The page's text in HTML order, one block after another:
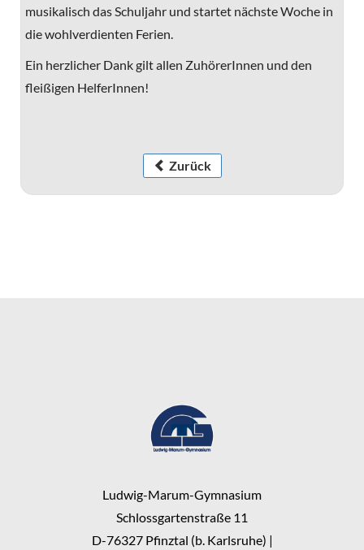
musikalisch das Schuljahr und startet nächste Woche in
die wohlverdienten Ferien.
Ein herzlicher Dank gilt allen ZuhörerInnen und den
fleißigen HelferInnen!
Zurück
Ludwig-Marum-Gymnasium
Schlossgartenstraße 11
D-76327 Pfinztal (b. Karlsruhe) |